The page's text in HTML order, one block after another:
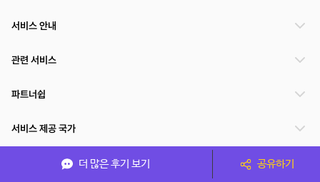
더 많은 후기 보기 공유하기
서비스 안내
관련 서비스
파트너쉽
서비스 제공 국가